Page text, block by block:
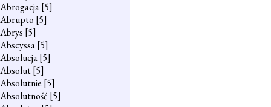
Abrogacja[5]
Abrupto [5]
Abrys [5]
Abscyssa[5]
Absolucja[5]
Absolut[5]
Absolutnie [5]
Absolutność [5]